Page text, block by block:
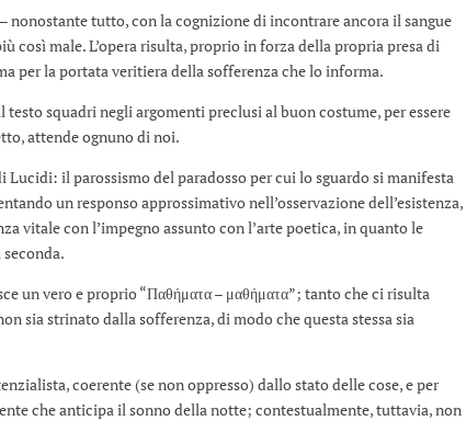
nonostante tutto, con la cognizione di incontrare ancora il sangue
così male. L’opera risulta, proprio in forza della propria presa di
per la portata veritiera della sofferenza che lo informa.
squadri negli argomenti preclusi al buon costume, per essere
attende ognuno di noi.
il parossismo del paradosso per cui lo sguardo si manifesta
un responso approssimativo nell’osservazione dell’esistenza,
vitale con l’impegno assunto con l’arte poetica, in quanto le
un vero e proprio “Παθήματα – μαθήματα”; tanto che ci risulta
sia strinato dalla sofferenza, di modo che questa stessa sia
coerente (se non oppresso) dallo stato delle cose, e per
che anticipa il sonno della notte; contestualmente, tuttavia, non